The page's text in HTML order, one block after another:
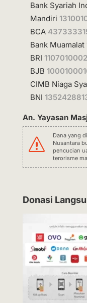
Bank Syariah
Mandiri
BCA
Bank Muamalat
BRI
BJB
CIMB Niaga
BNI
An. Yayasan
s
Dana yang
Nusantara
pencucian
terorisme
Donasi